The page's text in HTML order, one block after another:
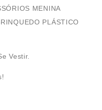
MENINA
PLÁSTICO
Vestir.